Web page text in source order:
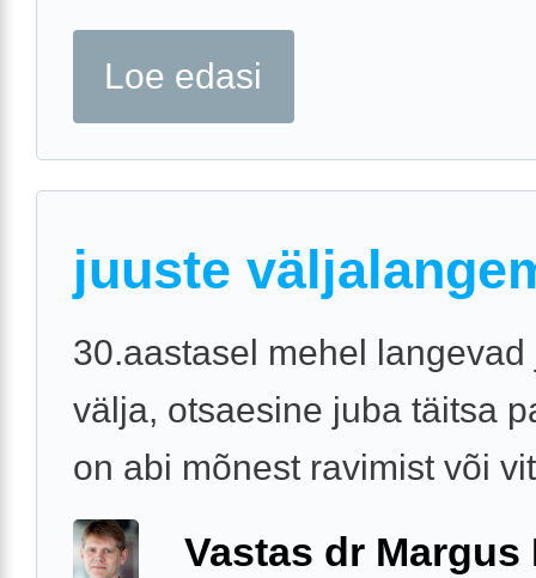
Loe edasi
juuste
30.aastasel mehel langevad
välja, otsaesine juba täitsa
on abi mõnest ravimist või
Vastas dr Margus